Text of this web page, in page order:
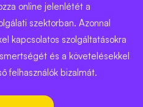
online jelenlétét a
szektorban. Azonnal
kapcsolatos szolgáltatásokra
és a követelésekkel
felhasználók bizalmát.